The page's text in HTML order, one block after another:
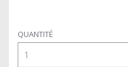
QUANTITÉ